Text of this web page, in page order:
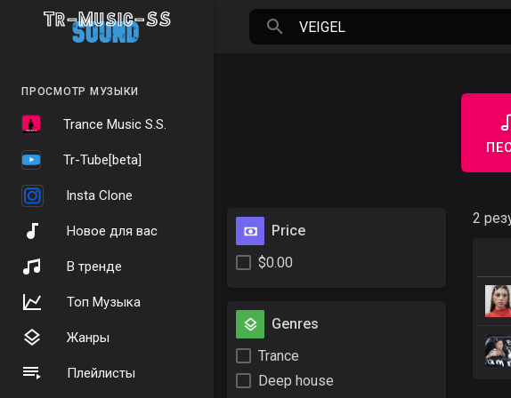
ПРОСМОТР МУЗЫКИ
Trance Music S.S.
Tr-Tube[beta]
Insta Clone
Новое для вас
В тренде
Топ Музыка
Жанры
Плейлисты
Price
$0.00
Genres
Trance
Deep house
2